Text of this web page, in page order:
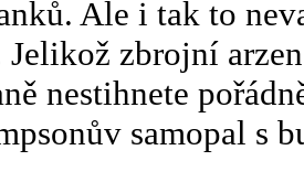
Ale i tak to
Jelikož zbrojní
nestihnete
samopal s